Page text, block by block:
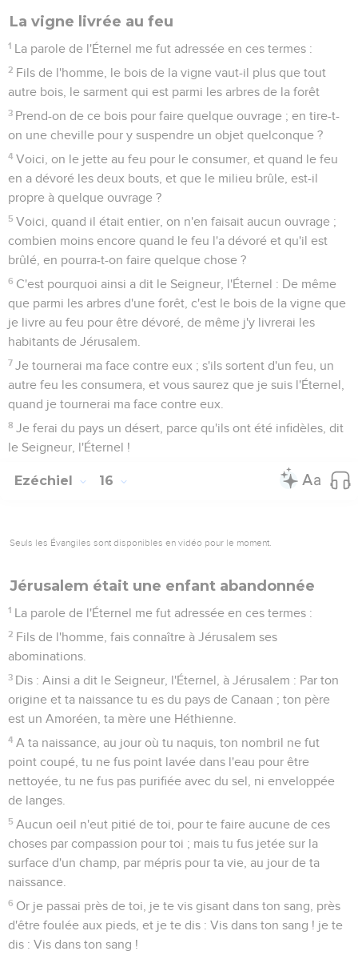
La vigne livrée au feu
1 La parole de l'Éternel me fut adressée en ces termes :
2 Fils de l'homme, le bois de la vigne vaut-il plus que tout
autre bois, le sarment qui est parmi les arbres de la forêt
3 Prend-on de ce bois pour faire quelque ouvrage ; en tire-t-
on une cheville pour y suspendre un objet quelconque ?
4 Voici, on le jette au feu pour le consumer, et quand le feu
en a dévoré les deux bouts, et que le milieu brûle, est-il
propre à quelque ouvrage ?
5 Voici, quand il était entier, on n'en faisait aucun ouvrage ;
combien moins encore quand le feu l'a dévoré et qu'il est
brûlé, en pourra-t-on faire quelque chose ?
6 C'est pourquoi ainsi a dit le Seigneur, l'Éternel : De même
que parmi les arbres d'une forêt, c'est le bois de la vigne que
je livre au feu pour être dévoré, de même j'y livrerai les
habitants de Jérusalem.
7 Je tournerai ma face contre eux ; s'ils sortent d'un feu, un
autre feu les consumera, et vous saurez que je suis l'Éternel,
quand je tournerai ma face contre eux.
8 Je ferai du pays un désert, parce qu'ils ont été infidèles, dit
le Seigneur, l'Éternel !
Ezéchiel 16
Seuls les Évangiles sont disponibles en vidéo pour le moment.
Jérusalem était une enfant abandonnée
1 La parole de l'Éternel me fut adressée en ces termes :
2 Fils de l'homme, fais connaître à Jérusalem ses
abominations.
3 Dis : Ainsi a dit le Seigneur, l'Éternel, à Jérusalem : Par ton
origine et ta naissance tu es du pays de Canaan ; ton père
est un Amoréen, ta mère une Héthienne.
4 A ta naissance, au jour où tu naquis, ton nombril ne fut
point coupé, tu ne fus point lavée dans l'eau pour être
nettoyée, tu ne fus pas purifiée avec du sel, ni enveloppée
de langes.
5 Aucun oeil n'eut pitié de toi, pour te faire aucune de ces
choses par compassion pour toi ; mais tu fus jetée sur la
surface d'un champ, par mépris pour ta vie, au jour de ta
naissance.
6 Or je passai près de toi, je te vis gisant dans ton sang, près
d'être foulée aux pieds, et je te dis : Vis dans ton sang ! je te
dis : Vis dans ton sang !